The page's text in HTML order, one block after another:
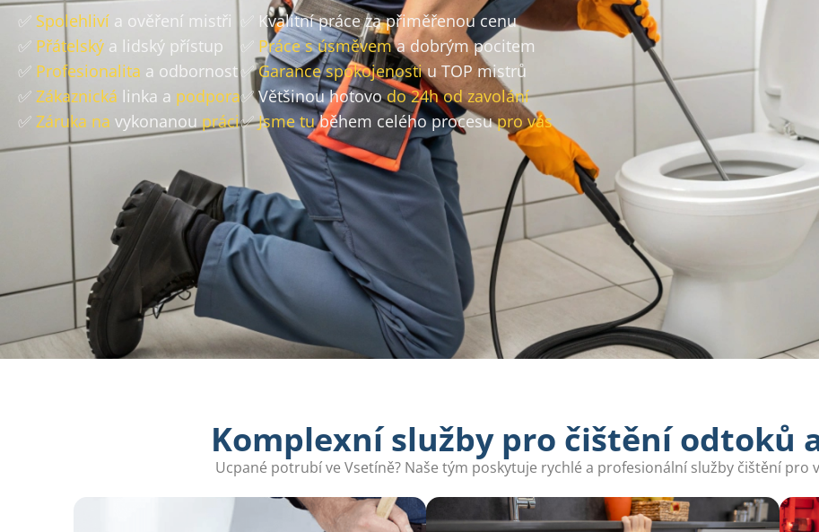
✅ Spolehliví a ověření mistři
✅ Přátelský a lidský přístup
✅ Profesionalita a odbornost
✅ Zákaznická linka a podpora
✅ Záruka na vykonanoupráci
✅ Kvalitní práce za přiměřenou cenu
Práce s úsměvema dobrým pocitem
✅Garance spokojenostiu TOP mistrů
✅ Většinou hotovodo 24h od zavolání
✅Jsme tuběhem celého procesupro vás
Komplexní služby pro čištění odtoků
Ucpané potrubí ve Vsetíně? Naše tým poskytuje rychlé a profesionální služby čištění pro